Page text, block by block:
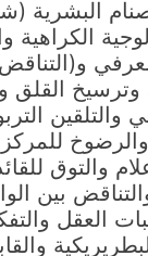
البشرية
وترسيخ القلق
والتوق
بين
العقل